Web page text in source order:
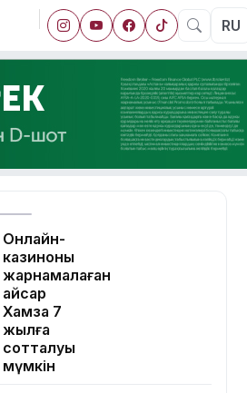
RU
Онлайн-
казиноны
жарнамалаған
Қайсар
Хамза 7
жылға
сотталуы
мүмкін